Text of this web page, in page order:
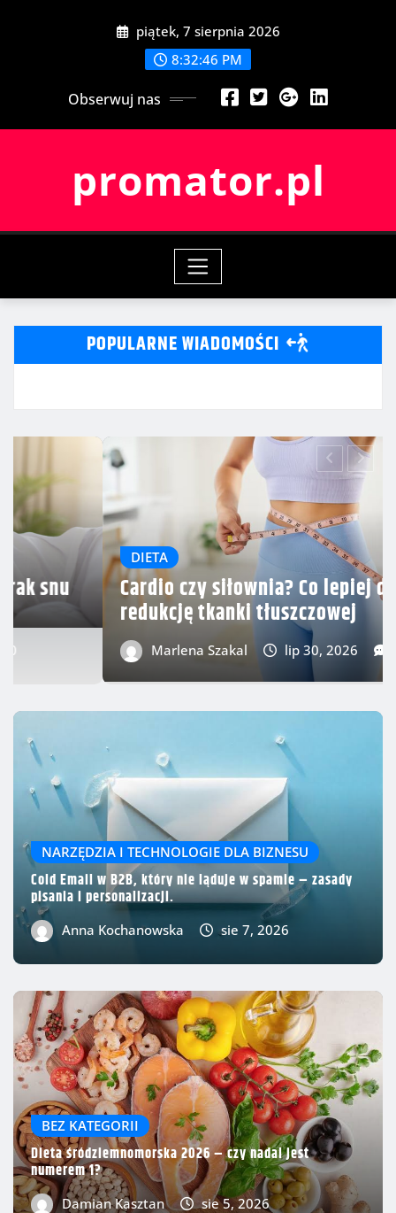
piątek, 7 sierpnia 2026
8:32:48 PM
Obserwuj nas
promator.pl
POPULARNE WIADOMOŚCI
na
DIETA
Zdrowe przekąski do pracy – co
żeby nie podjadać słodyczy?
Damian Kasztan lip 23, 2026
NARZĘDZIA I TECHNOLOGIE DLA BIZNESU
Cold Email w B2B, który nie ląduje w spamie – zasady
pisania i personalizacji.
Anna Kochanowska sie 7, 2026
BEZ KATEGORII
Dieta śródziemnomorska 2026 – czy nadal jest
numerem 1?
Damian Kasztan sie 5, 2026